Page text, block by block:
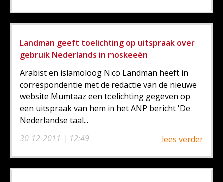
Landman geeft toelichting op uitspraak over
gebruik Nederlands in moskeeën
30-12-2011 | 12:49
Arabist en islamoloog Nico Landman heeft in
correspondentie met de redactie van de nieuwe
website Mumtaaz een toelichting gegeven op
een uitspraak van hem in het ANP bericht 'De
Nederlandse taal...
lees verder